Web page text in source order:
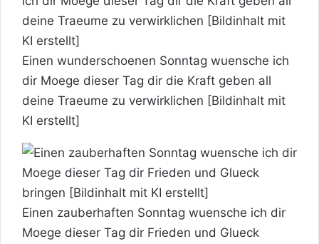
Einen wunderschoenen Sonntag wuensche ich
dir Moege dieser Tag dir die Kraft geben all
deine Traeume zu verwirklichen [Bildinhalt mit
KI erstellt]
Einen zauberhaften Sonntag wuensche ich dir
Moege dieser Tag dir Frieden und Glueck